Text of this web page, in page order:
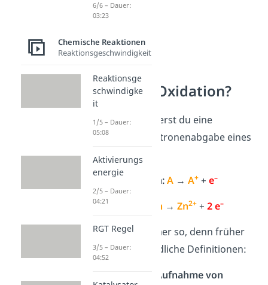
Was ist die Oxidation?
Heutzutage definierst du eine
Oxidation
als Elektronenabgabe eines
Stoffes.
Oxidation:A →A+ +e–
Zn →Zn2+ +2 e–
Das war nicht immer so, denn früher
gab es unterschiedliche Definitionen:
Aufnahme von
6/6 – Dauer:
03:23
Chemische Reaktionen
Reaktionsgeschwindigkeit
Reaktionsge
schwindigke
it
1/5 – Dauer:
05:08
Aktivierungs
energie
2/5 – Dauer:
04:21
RGT Regel
3/5 – Dauer:
04:52